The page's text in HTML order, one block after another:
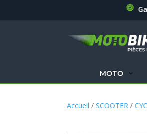
MOTO
Accueil /SCOOTER /